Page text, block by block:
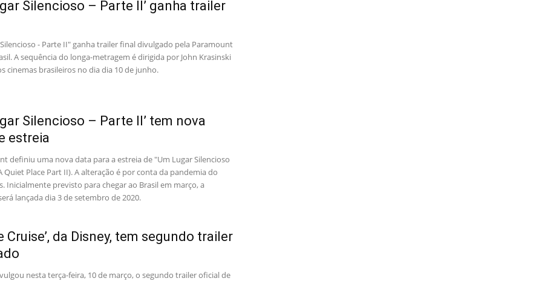
Silencioso – Parte II’ ganha trailer
- Parte II" ganha trailer final divulgado pela Paramount
A sequência do longa-metragem é dirigida por John Krasinski
cinemas brasileiros no dia dia 10 de junho.
Silencioso – Parte II’ tem nova
estreia
definiu uma nova data para a estreia de "Um Lugar Silencioso
Quiet Place Part II). A alteração é por conta da pandemia do
Inicialmente previsto para chegar ao Brasil em março, a
lançada dia 3 de setembro de 2020.
Cruise’, da Disney, tem segundo trailer
nesta terça-feira, 10 de março, o segundo trailer oficial de